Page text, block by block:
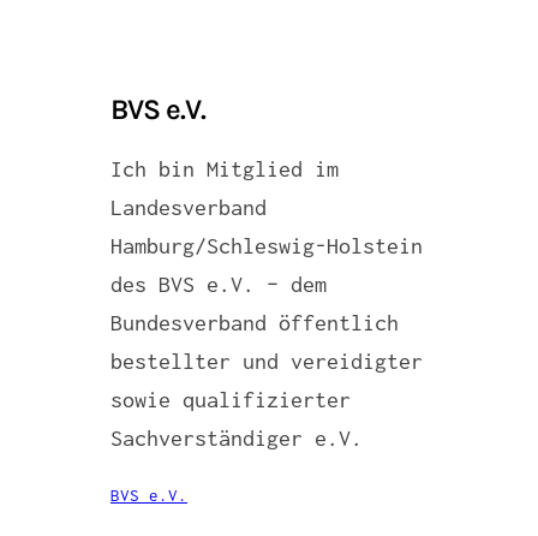
BVS e.V.
Ich bin Mitglied im
Landesverband
Hamburg/Schleswig-Holstein
des BVS e.V. – dem
Bundesverband öffentlich
bestellter und vereidigter
sowie qualifizierter
Sachverständiger e.V.
BVS e.V.